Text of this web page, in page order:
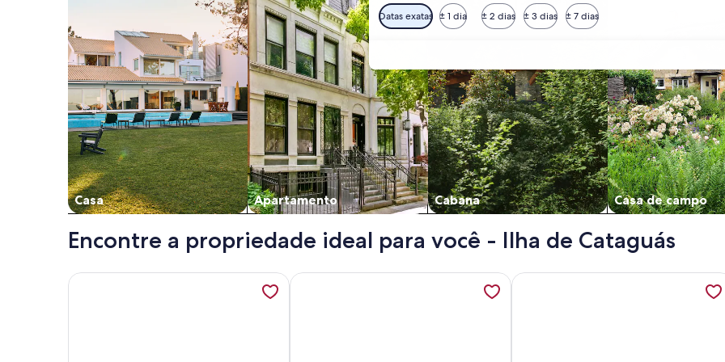
Datas exatas ± 1 dia ± 2 dias ± 3 dias ± 7 dias
Casa Apartamento Cabana Casa de campo
Encontre a propriedade ideal para você - Ilha de Cataguás
Mais informações sobre Ponta Leste. Espetacular casa à beira mar para 24 pessoas. praia particular., abre em
Mais informações sobre Excelente Casa em Angra com praia particular -
Mais informações sobre House in